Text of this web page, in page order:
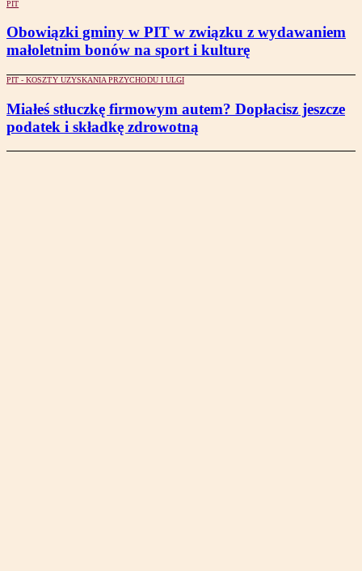
PIT
Obowiązki gminy w PIT w związku z wydawaniem
małoletnim bonów na sport i kulturę
PIT - KOSZTY UZYSKANIA PRZYCHODU I ULGI
Miałeś stłuczkę firmowym autem? Dopłacisz jeszcze
podatek i składkę zdrowotną